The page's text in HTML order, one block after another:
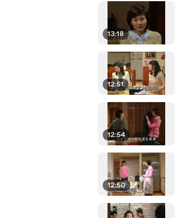
13:18
12:51
12:54
12:50